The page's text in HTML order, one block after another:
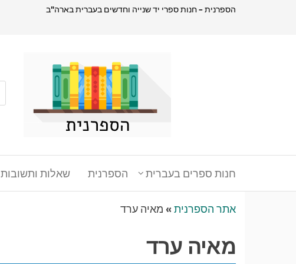
הספרנית – חנות ספרי יד שנייה וחדשים בעברית בארה"ב
הספרנית
שאלות ותשובות הספרנית חנות ספרים בעברית
אתר הספרנית » מאיה ערד
מאיה ערד